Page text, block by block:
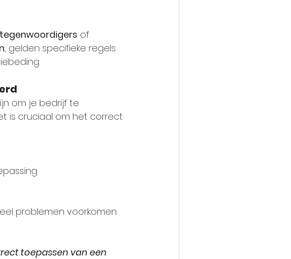
of
, gelden specifieke regels
om je bedrijf te
is cruciaal om het correct
problemen voorkomen
toepassen van een